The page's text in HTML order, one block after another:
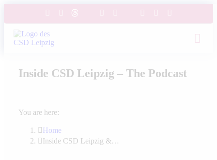
Inside CSD Leipzig – The Podcast
You are here:
Home
Inside CSD Leipzig &…